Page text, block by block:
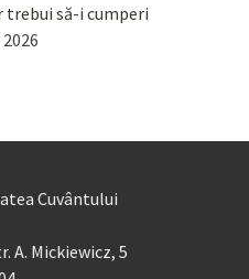
trebui să-i cumperi
Cuvântului
A. Mickiewicz, 5